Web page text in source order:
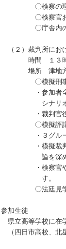
察の理念、刑
察官および検
舎内の見学お
）裁判所におけ
１３時５０
津地方裁判所
擬刑事裁判
加者全員が裁判
リオに沿って
判官役の生徒
擬評議（５
グループに分
擬裁判の事案を
を深めま
察官や裁判官が
。
廷見学および
加生徒
高等学校に在学
日市高校、北星高